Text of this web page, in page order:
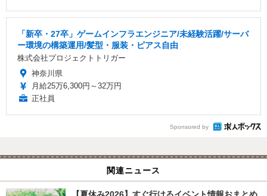
「新卒・27卒」ゲームインフラエンジニア/未経験活躍/サーバ
ー環境の構築運用/髪型・服装・ピアス自由
株式会社プロジェクトトリガー
神奈川県
月給25万6,300円～32万円
正社員
Sponsored by
関連ニュース